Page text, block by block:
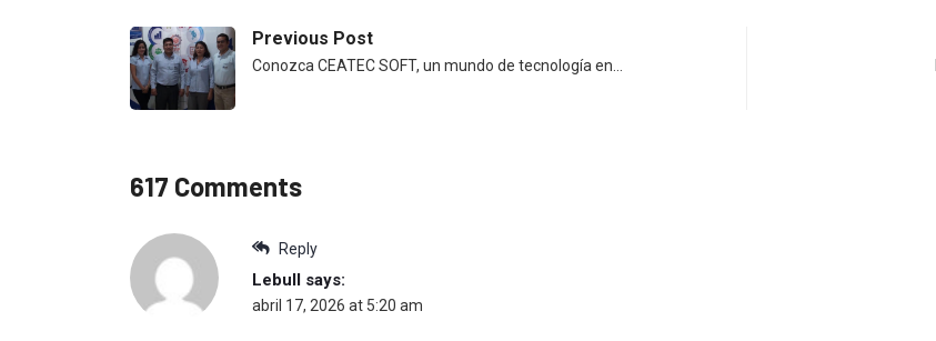
Previous Post
Conozca CEATEC SOFT, un mundo de tecnología en…
617 Comments
Reply
Lebull says:
abril 17, 2026 at 5:20 am